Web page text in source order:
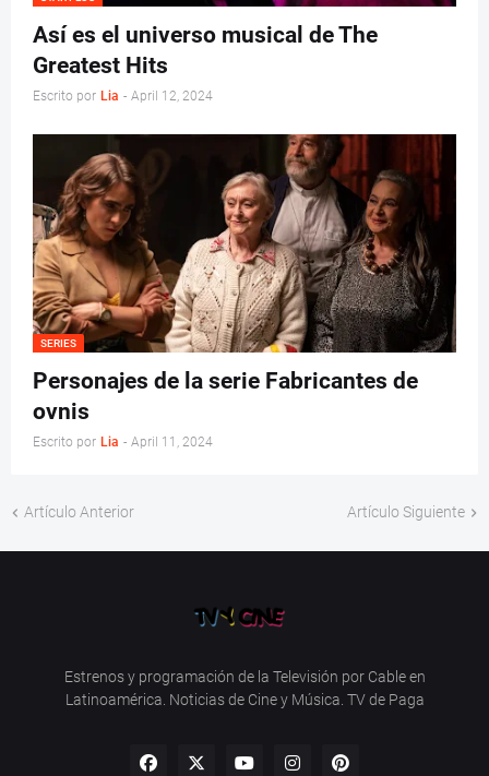
Así es el universo musical de The
Greatest Hits
Escrito por Lia - April 12, 2024
SERIES
Personajes de la serie Fabricantes de
ovnis
Escrito por Lia - April 11, 2024
Artículo Anterior Artículo Siguiente
Estrenos y programación de la Televisión por Cable en
Latinoamérica. Noticias de Cine y Música. TV de Paga